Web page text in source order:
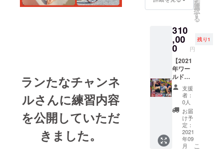
ランたなチャンネ
ルさんに練習内容
を公開していただ
きました。
会社 八天
●万田発酵株
式会社 相
談役 ●社会
医療法人社
会福祉法人
祥和会 ア
ドバイザー
●アトム株式
会社 アド
バイザー ●
万田発酵株
様々な
から、
スイム
やバイ
ク、ラ
ンそれ
ぞれの
環境に
合わせ
てご希
望の
パート
で一緒
に私の
ホーム
コース
を
選
択
す
る
310
,00
0 円
残り1
【2021
年ワー
ルド
チャン
ピオン
シップ
（世界
一決定
戦）ユ
フォー
支援
者：
0人
お届
け予
定：
2021
年09
月
こ